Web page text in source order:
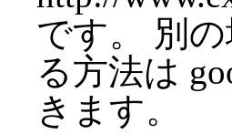
です。 別
る方法は
きます。